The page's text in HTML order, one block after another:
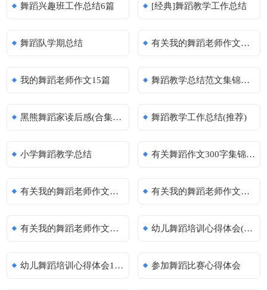
舞蹈兴趣班工作总结6篇 [经典]舞蹈教学工作总结
舞蹈队学期总结 有关我的舞蹈老师作文集合5篇
我的舞蹈老师作文15篇 舞蹈教学总结范文集锦五篇
黑熊舞蹈家读后感(合集15篇) 舞蹈教学工作总结(推荐)
小学舞蹈教学总结 有关舞蹈作文300字集锦五篇
有关我的舞蹈老师作文锦集七篇 有关我的舞蹈老师作文汇编5篇
有关我的舞蹈老师作文合集十篇 幼儿舞蹈培训心得体会(13篇)
幼儿舞蹈培训心得体会13篇 参加舞蹈比赛心得体会